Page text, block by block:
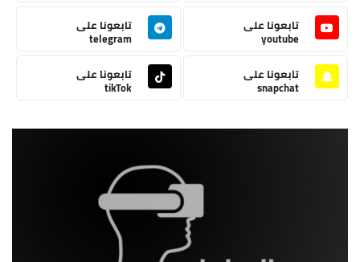
تابعونا على
youtube
تابعونا على
telegram
تابعونا على
snapchat
تابعونا على
tikTok